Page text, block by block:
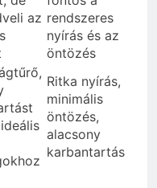
az rendszeres
nyírás és az
öntözés
Ritka nyírás,
minimális
öntözés,
alacsony
karbantartás